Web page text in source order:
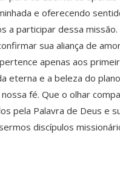
e oferecendo
a participar dessa
sua aliança de
apenas aos
eterna e a beleza do
fé. Que o olhar
pela Palavra de Deus e
discípulos